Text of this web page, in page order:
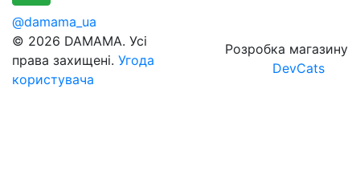
@damama_ua
© 2026 DAMAMA. Усі
права захищені. Угода
користувача
Розробка магазину
DevCats